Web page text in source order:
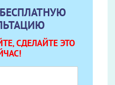
СДЕЛАЙТЕ ЭТО